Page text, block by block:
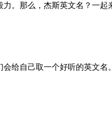
。那么，杰斯英文名？一起
给自己取一个好听的英文